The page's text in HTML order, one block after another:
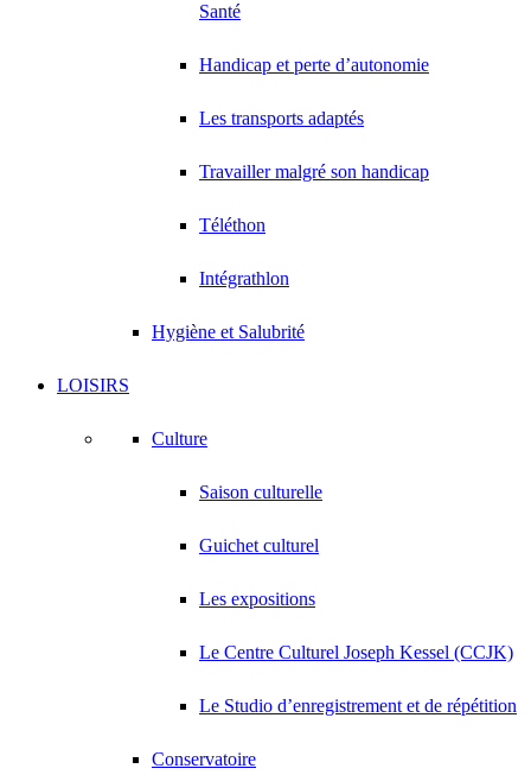
Santé
Handicap et perte d’autonomie
Les transports adaptés
Travailler malgré son handicap
Téléthon
Intégrathlon
Hygiène et Salubrité
LOISIRS
Culture
Saison culturelle
Guichet culturel
Les expositions
Le Centre Culturel Joseph Kessel (CCJK)
Le Studio d’enregistrement et de répétition
Conservatoire